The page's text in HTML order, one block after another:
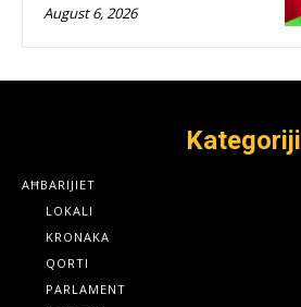
August 6, 2026
Kategoriji
AĦBARIJIET
LOKALI
KRONAKA
QORTI
PARLAMENT